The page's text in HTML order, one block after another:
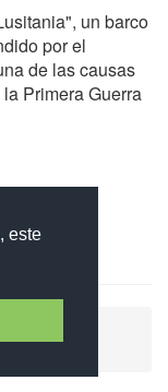
este
un barco
por el
de las causas
Primera Guerra